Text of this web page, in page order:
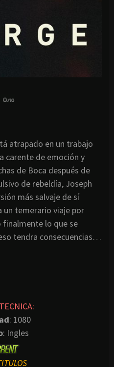
atrapado en un trabajo
carente de emoción y
de Boca después de
de rebeldía, Joseph
más salvaje de sí
un temerario viaje por
finalmente lo que se
tendra consecuencias…
: 1080
: Ingles